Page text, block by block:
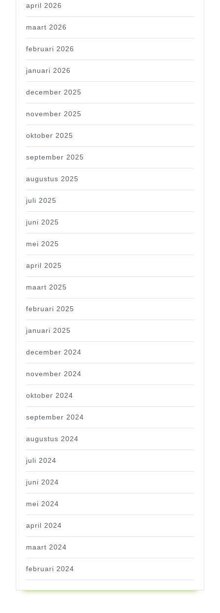
april 2026
maart 2026
februari 2026
januari 2026
december 2025
november 2025
oktober 2025
september 2025
augustus 2025
juli 2025
juni 2025
mei 2025
april 2025
maart 2025
februari 2025
januari 2025
december 2024
november 2024
oktober 2024
september 2024
augustus 2024
juli 2024
juni 2024
mei 2024
april 2024
maart 2024
februari 2024